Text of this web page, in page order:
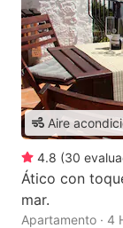
Aire
4.8 (30
Ático con
mar.
Apartamento · 4